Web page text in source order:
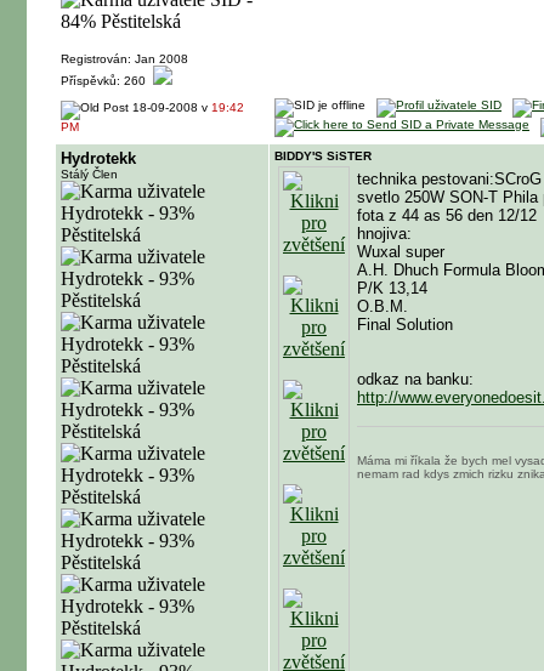
Registrován: Jan 2008
Příspěvků: 260
18-09-2008 v 19:42
PM
Hydrotekk
Stálý Člen
BIDDY'S SiSTER
technika pestovani:SCroG
svetlo 250W SON-T Phila
fota z 44 as 56 den 12/12
hnojiva:
Wuxal super
A.H. Dhuch Formula
P/K 13,14
O.B.M.
Final Solution
odkaz na banku:
http://
Máma mi říkala že bych mel
nemam rad kdys zmich rizku